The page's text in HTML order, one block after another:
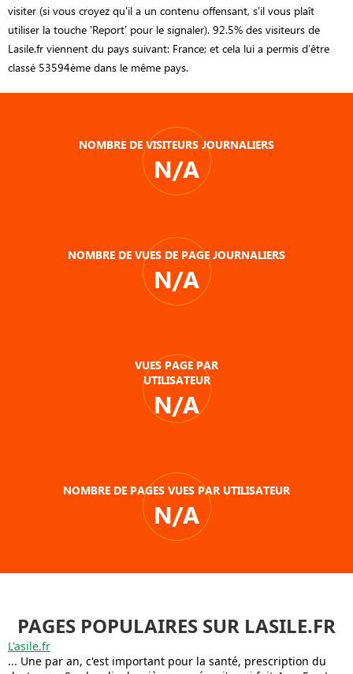
visiter (si vous croyez qu'il a un contenu offensant, s'il vous plaît
utiliser la touche 'Report' pour le signaler). 92.5% des visiteurs de
Lasile.fr viennent du pays suivant: France; et cela lui a permis d’être
classé 53594ème dans le même pays.
NOMBRE DE VISITEURS JOURNALIERS
N/A
NOMBRE DE VUES DE PAGE JOURNALIERS
N/A
VUES PAGE PAR
UTILISATEUR
N/A
NOMBRE DE PAGES VUES PAR UTILISATEUR
N/A
PAGES POPULAIRES SUR LASILE.FR
L'asile.fr
... Une par an, c'est important pour la santé, prescription du